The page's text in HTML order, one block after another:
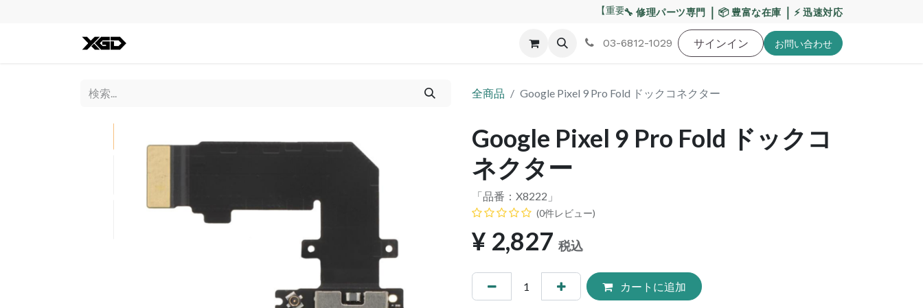
【重要】熊本地震・お盆期間の配送への影響について
🔧 修理パーツ専門 ｜ 📦 豊富な在庫 ｜ ⚡ 迅速対応
不良交換規定 ゲーム機 バッテリー 工具・備品 特価品 ポイントに関して
03-6812-1029 サインイン お問い​合わせ
全商品 Google Pixel 9 Pro Fold ドックコネクター
Google Pixel 9 Pro Fold ドックコ
ネクター
「品番： X8222 」
(0件レビュー)
¥ 2,827 税込
カートに追加